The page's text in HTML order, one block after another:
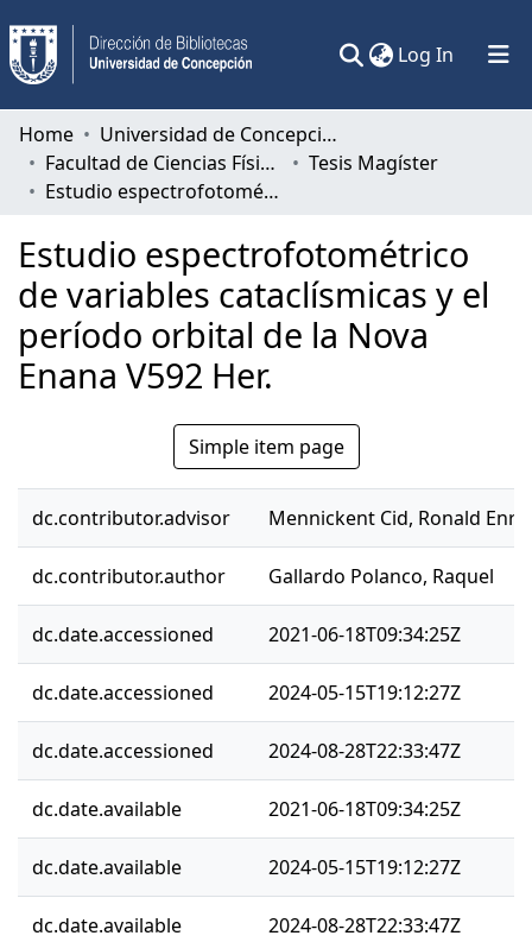
Log In (current)
Communities & Collections
All of DSpace
Home
Universidad de Concepción
Facultad de Ciencias Físicas y Matemáticas
Tesis Magíster
Estudio espectrofotométrico de variables cataclísmicas y el período orbital de la Nova Enana V592 Her.
Estudio espectrofotométrico
de variables cataclísmicas y el
período orbital de la Nova
Enana V592 Her.
Simple item page
dc.contributor.advisor Mennickent Cid, Ronald
dc.contributor.author Gallardo Polanco, Raquel
dc.date.accessioned 2021-06-18T09:34:25Z
dc.date.accessioned 2024-05-15T19:12:27Z
dc.date.accessioned 2024-08-28T22:33:47Z
dc.date.available 2021-06-18T09:34:25Z
dc.date.available 2024-05-15T19:12:27Z
dc.date.available 2024-08-28T22:33:47Z